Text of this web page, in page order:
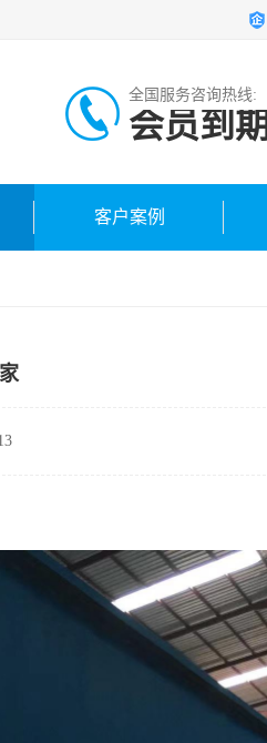
全国服务咨询热线:
会员到期
客户案例